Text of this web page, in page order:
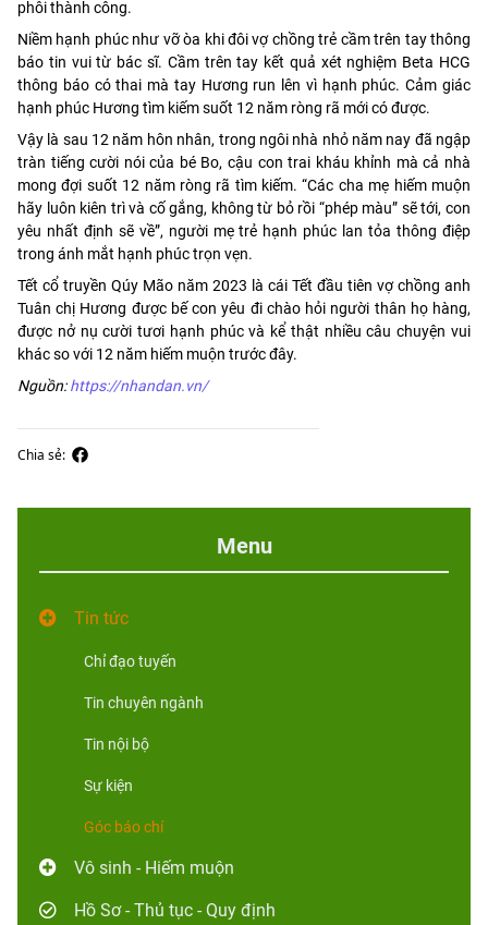
phôi thành công.
Niềm hạnh phúc như vỡ òa khi đôi vợ chồng trẻ cầm trên tay thông
báo tin vui từ bác sĩ. Cầm trên tay kết quả xét nghiệm Beta HCG
thông báo có thai mà tay Hương run lên vì hạnh phúc. Cảm giác
hạnh phúc Hương tìm kiếm suốt 12 năm ròng rã mới có được.
Vậy là sau 12 năm hôn nhân, trong ngôi nhà nhỏ năm nay đã ngập
tràn tiếng cười nói của bé Bo, cậu con trai kháu khỉnh mà cả nhà
mong đợi suốt 12 năm ròng rã tìm kiếm. “Các cha mẹ hiếm muộn
hãy luôn kiên trì và cố gắng, không từ bỏ rồi “phép màu” sẽ tới, con
yêu nhất định sẽ về”, người mẹ trẻ hạnh phúc lan tỏa thông điệp
trong ánh mắt hạnh phúc trọn vẹn.
Tết cổ truyền Qúy Mão năm 2023 là cái Tết đầu tiên vợ chồng anh
Tuân chị Hương được bế con yêu đi chào hỏi người thân họ hàng,
được nở nụ cười tươi hạnh phúc và kể thật nhiều câu chuyện vui
khác so với 12 năm hiếm muộn trước đây.
Nguồn:https://nhandan.vn/
Chia sẻ:
Menu
Tin tức
Chỉ đạo tuyến
Tin chuyên ngành
Tin nội bộ
Sự kiện
Góc báo chí
Vô sinh - Hiếm muộn
Hồ Sơ - Thủ tục - Quy định